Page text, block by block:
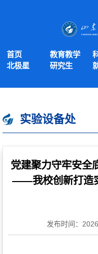
首页 教育教学
北极星
研究生
实验设备处
党建聚力守牢安全
——我校创新打造
发布时间：